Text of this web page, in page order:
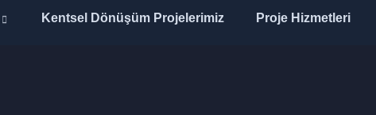
Kentsel Dönüşüm Projelerimiz Proje Hizmetleri